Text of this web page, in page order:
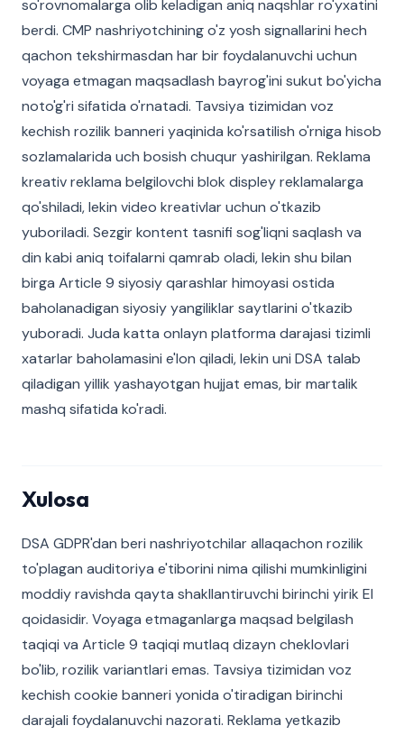
so'rovnomalarga olib keladigan aniq naqshlar ro'yxatini
berdi. CMP nashriyotchining o'z yosh signallarini hech
qachon tekshirmasdan har bir foydalanuvchi uchun
voyaga etmagan maqsadlash bayrog'ini sukut bo'yicha
noto'g'ri sifatida o'rnatadi. Tavsiya tizimidan voz
kechish rozilik banneri yaqinida ko'rsatilish o'rniga hisob
sozlamalarida uch bosish chuqur yashirilgan. Reklama
kreativ reklama belgilovchi blok displey reklamalarga
qo'shiladi, lekin video kreativlar uchun o'tkazib
yuboriladi. Sezgir kontent tasnifi sog'liqni saqlash va
din kabi aniq toifalarni qamrab oladi, lekin shu bilan
birga Article 9 siyosiy qarashlar himoyasi ostida
baholanadigan siyosiy yangiliklar saytlarini o'tkazib
yuboradi. Juda katta onlayn platforma darajasi tizimli
xatarlar baholamasini e'lon qiladi, lekin uni DSA talab
qiladigan yillik yashayotgan hujjat emas, bir martalik
mashq sifatida ko'radi.
Xulosa
DSA GDPR'dan beri nashriyotchilar allaqachon rozilik
to'plagan auditoriya e'tiborini nima qilishi mumkinligini
moddiy ravishda qayta shakllantiruvchi birinchi yirik EI
qoidasidir. Voyaga etmaganlarga maqsad belgilash
taqiqi va Article 9 taqiqi mutlaq dizayn cheklovlari
bo'lib, rozilik variantlari emas. Tavsiya tizimidan voz
kechish cookie banneri yonida o'tiradigan birinchi
darajali foydalanuvchi nazorati. Reklama yetkazib